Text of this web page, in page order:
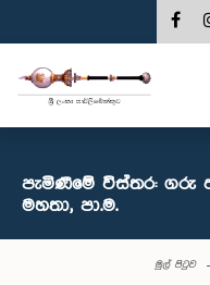
පැමිණීමේ විස්තර: ගරු
මහතා, පා.ම.
මුල් පිටුව